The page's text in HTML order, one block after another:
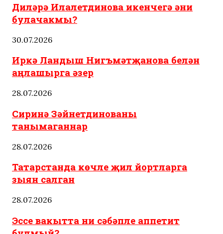
Диләрә Илалетдинова икенчегә әни
булачакмы?
30.07.2026
Иркә Ландыш Нигъмәтҗанова белән
аңлашырга әзер
28.07.2026
Сиринә Зәйнетдинованы
танымаганнар
28.07.2026
Татарстанда көчле җил йортларга
зыян салган
28.07.2026
Эссе вакытта ни сәбәпле аппетит